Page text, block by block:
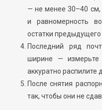
— не менее 30–40 см,
и равномерность
остатки предыдущего
Последний ряд
ширине — измерьте
аккуратно распилите
После снятия
так, чтобы они не